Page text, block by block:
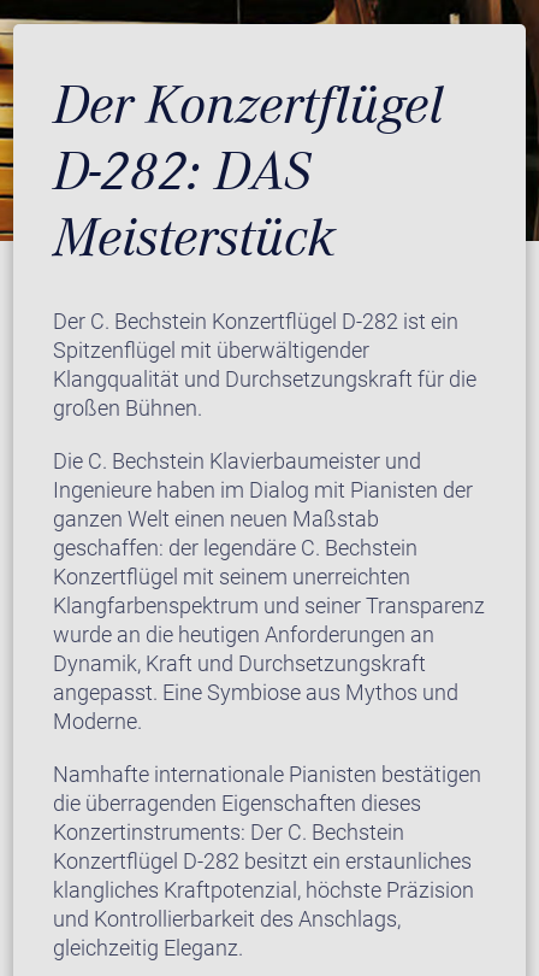
Der Konzertflügel
D-282: DAS
Meisterstück
Der C. Bechstein Konzertflügel D-282 ist ein
Spitzenflügel mit überwältigender
Klangqualität und Durchsetzungskraft für die
großen Bühnen.
Die C. Bechstein Klavierbaumeister und
Ingenieure haben im Dialog mit Pianisten der
ganzen Welt einen neuen Maßstab
geschaffen: der legendäre C. Bechstein
Konzertflügel mit seinem unerreichten
Klangfarbenspektrum und seiner Transparenz
wurde an die heutigen Anforderungen an
Dynamik, Kraft und Durchsetzungskraft
angepasst. Eine Symbiose aus Mythos und
Moderne.
Namhafte internationale Pianisten bestätigen
die überragenden Eigenschaften dieses
Konzertinstruments: Der C. Bechstein
Konzertflügel D-282 besitzt ein erstaunliches
klangliches Kraftpotenzial, höchste Präzision
und Kontrollierbarkeit des Anschlags,
gleichzeitig Eleganz.